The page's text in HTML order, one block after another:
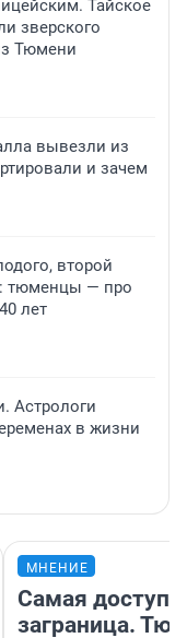
Тайское
зверского
Тюмени
вывезли из
и зачем
второй
тюменцы — про
лет
Астрологи
в жизни
МНЕНИЕ
Самая
заграница.